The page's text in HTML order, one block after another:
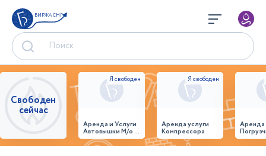
БИРЖА СНГ
Свободен
сейчас
Аренда и Услуги
Автовышки М/о г.
Домодедово
26,28,32 место
Аренда услуги
Компрессора